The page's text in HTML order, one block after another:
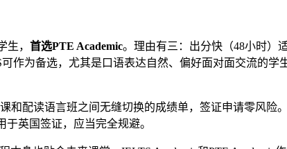
生， 首选PTE Academic。理由有三：出分快（48小时）
作为备选，尤其是口语表达自然、偏好面对面交流的
和配读语言班之间无缝切换的成绩单，签证申请零风险
英国签证，应当完全规避。